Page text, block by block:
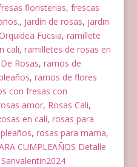
floristerias, frescas
, Jardín de rosas, jardin
Fucsia, ramillete
cali, ramilletes de rosas en
Rosas, ramos de
, ramos de flores
con fresas con
amor, Rosas Cali,
en cali, rosas para
, rosas para mama,
CUMPLEAÑOS Detalle